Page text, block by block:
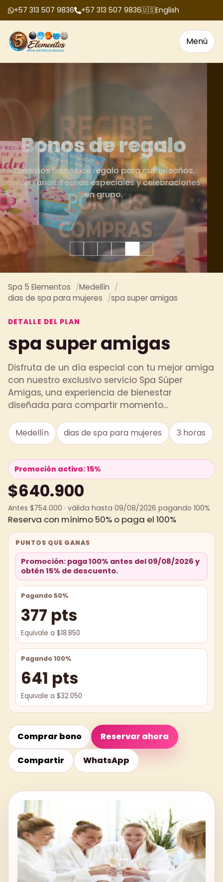
+57 313 507 9836 +57 313 507 9836🇺🇸English
Menú
Bonos de regalo
Tenemos bonos de regalo para cumpleaños,
aniversarios, fechas especiales y celebraciones
en grupo.
Spa 5 Elementos
Medellín
dias de spa para mujeres
spa super amigas
DETALLE DEL PLAN
spa super amigas
Disfruta de un día especial con tu mejor amiga
con nuestro exclusivo servicio Spa Súper
Amigas, una experiencia de bienestar
diseñada para compartir momento...
Medellín dias de spa para mujeres 3 horas
Promoción activa: 15%
$640.900
Antes $754.000 · válida hasta 09/08/2026 pagando 100%
Reserva con mínimo 50% o paga el 100%
PUNTOS QUE GANAS
Promoción: paga 100% antes del 09/08/2026 y
obtén 15% de descuento.
Pagando 50%
377 pts
Equivale a $18.850
Pagando 100%
641 pts
Equivale a $32.050
Comprar bono Reservar ahora
Compartir WhatsApp